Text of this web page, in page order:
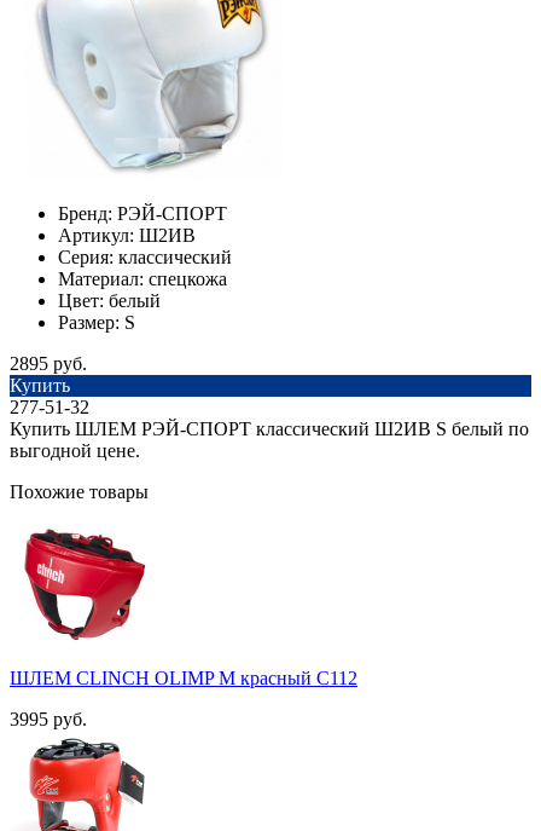
Бренд: РЭЙ-СПОРТ
Артикул: Ш2ИВ
Серия: классический
Материал: спецкожа
Цвет: белый
Размер: S
2895 руб.
Купить
277-51-32
Купить ШЛЕМ РЭЙ-СПОРТ классический Ш2ИВ S белый по
выгодной цене.
Похожие товары
ШЛЕМ CLINCH OLIMP M красный С112
3995 руб.